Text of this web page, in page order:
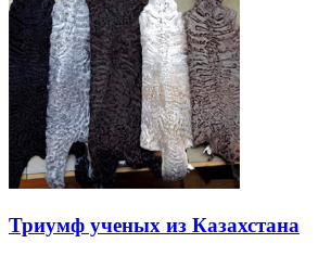
Триумф ученых из Казахстана